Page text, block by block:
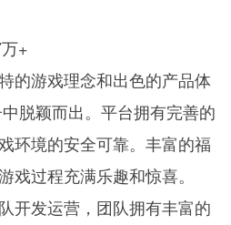
+
的游戏理念和出色的产品体
脱颖而出。平台拥有完善的
环境的安全可靠。丰富的福
戏过程充满乐趣和惊喜。
开发运营，团队拥有丰富的